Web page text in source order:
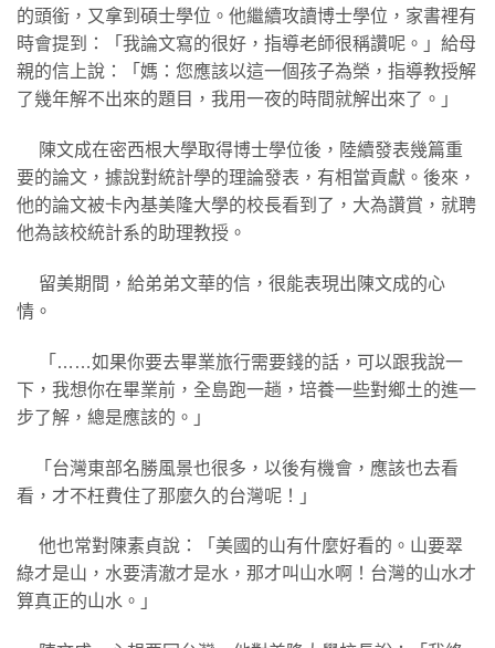
的頭銜，又拿到碩士學位。他繼續攻讀博士學位，家書裡有
時會提到：「我論文寫的很好，指導老師很稱讚呢。」給母
親的信上說：「媽：您應該以這一個孩子為榮，指導教授解
了幾年解不出來的題目，我用一夜的時間就解出來了。」
陳文成在密西根大學取得博士學位後，陸續發表幾篇重
要的論文，據說對統計學的理論發表，有相當貢獻。後來，
他的論文被卡內基美隆大學的校長看到了，大為讚賞，就聘
他為該校統計系的助理教授。
留美期間，給弟弟文華的信，很能表現出陳文成的心
情。
「……如果你要去畢業旅行需要錢的話，可以跟我說一
下，我想你在畢業前，全島跑一趟，培養一些對鄉土的進一
步了解，總是應該的。」
「台灣東部名勝風景也很多，以後有機會，應該也去看
看，才不枉費住了那麼久的台灣呢！」
他也常對陳素貞說：「美國的山有什麼好看的。山要翠
綠才是山，水要清澈才是水，那才叫山水啊！台灣的山水才
算真正的山水。」